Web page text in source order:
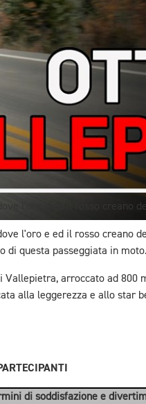
l'oro e ed il rosso creano
l'oro e ed il rosso creano
di questa passeggiata in moto.
arroccato ad 800
alla leggerezza e allo star
di soddisfazione e